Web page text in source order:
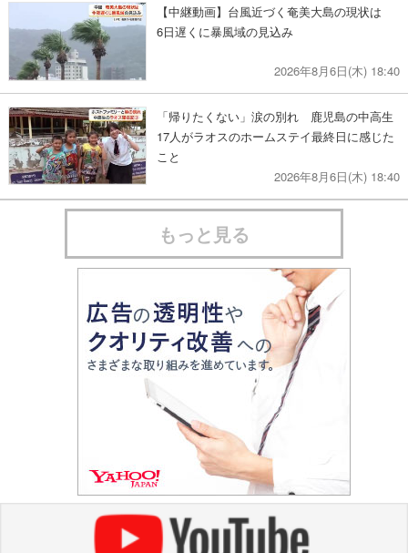
【中継動画】台風近づく奄美大島の現状は
6日遅くに暴風域の見込み
2026年8月6日(木) 18:40
「帰りたくない」涙の別れ 鹿児島の中高生
17人がラオスのホームステイ最終日に感じた
こと
2026年8月6日(木) 18:40
もっと見る